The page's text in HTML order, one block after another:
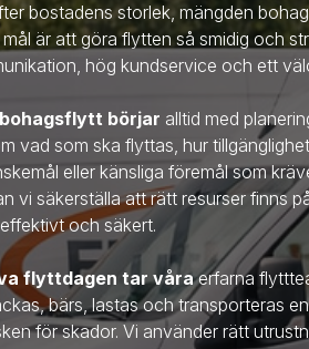
bostadens storlek, mängden
är att göra flytten så smidig och
hög kundservice och ett
börjar alltid med
vad som ska flyttas, hur
eller känsliga föremål som
vi säkerställa att rätt resurser finns
och säkert.
flyttdagen tar våraerfarna
bärs, lastas och transporteras
för skador. Vi använder rätt